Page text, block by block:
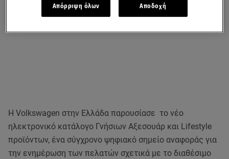
Η Volkswagen στην Ελλάδα παρουσίασε το νέο
ηλεκτρονικό κατάλογο Γνήσιων Αξεσουάρ και Lifestyle
προϊόντων, ένα σύγχρονο ψηφιακό σημείο αναφοράς για
την ενημέρωση των πελατών σχετικά με το διαθέσιμο
Απόρριψη όλων Αποδοχή